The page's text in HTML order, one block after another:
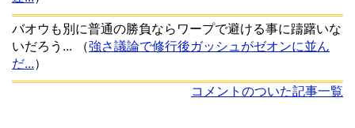
バオウも別に普通の勝負ならワープで避ける事に躊躇いな
いだろう...
（強さ議論で修行後ガッシュがゼオンに並ん
だ...）
コメントのついた記事一覧